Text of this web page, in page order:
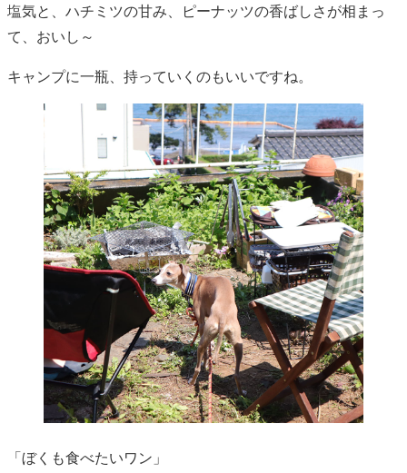
塩気と、ハチミツの甘み、ピーナッツの香ばしさが相まっ
て、おいし～
キャンプに一瓶、持っていくのもいいですね。
「ぼくも食べたいワン」